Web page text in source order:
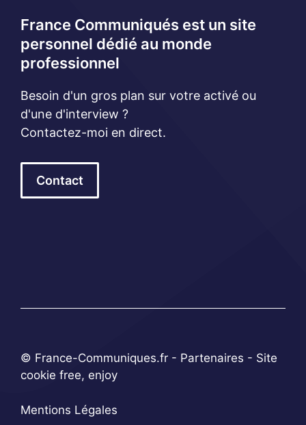
France Communiqués est un site
personnel dédié au monde
professionnel
Besoin d'un gros plan sur votre activé ou
d'une d'interview ?
Contactez-moi en direct.
Contact
© France-Communiques.fr - Partenaires - Site
cookie free, enjoy
Mentions Légales